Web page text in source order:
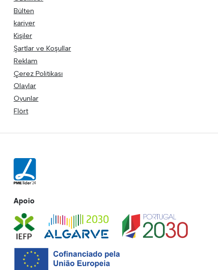
Bülten
kariyer
Kişiler
Şartlar ve Koşullar
Reklam
Çerez Politikası
Olaylar
Oyunlar
Flört
Apoio